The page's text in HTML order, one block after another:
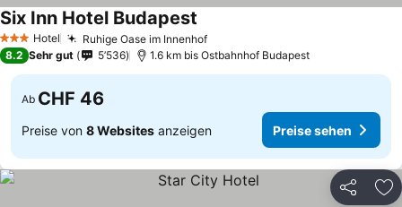
3 SterneHotel Ruhige Oase im Innenhof
Six Inn Hotel Budapest
8.2 Sehr gut 5’536 1.6 km bis Ostbahnhof Budapest
Ab CHF 46
Preise von 8 Websites anzeigen Preise sehen
Teilen